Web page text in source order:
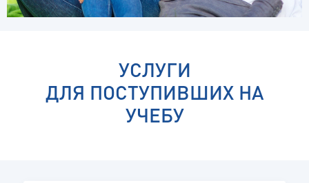
УСЛУГИ
ДЛЯ ПОСТУПИВШИХ НА
УЧЕБУ